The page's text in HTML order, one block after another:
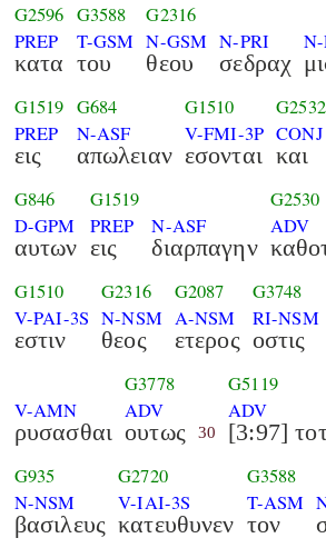
G2596
PREP
κατα
G3588
T-GSM
του
G2316
N-GSM
θεου
N-PRI
σεδραχ
G1519
PREP
εις
G684
N-ASF
απωλειαν
G1510
V-FMI-3P
εσονται
G2532
CONJ
και
G846
D-GPM
αυτων
G1519
PREP
εις
N-ASF
διαρπαγην
G2530
ADV
G1510
V-PAI-3S
εστιν
G2316
N-NSM
θεος
G2087
A-NSM
ετερος
G3748
RI-NSM
οστις
V-AMN
ρυσασθαι
G3778
ADV
ουτως 30
G5119
ADV
[3:97]
G935
N-NSM
βασιλευς
G2720
V-IAI-3S
κατευθυνεν
G3588
T-ASM
τον